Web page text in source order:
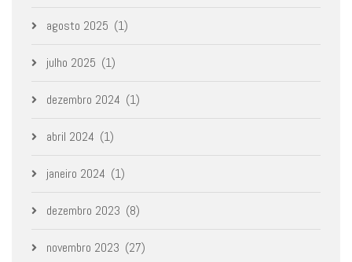
agosto 2025 (1)
julho 2025 (1)
dezembro 2024 (1)
abril 2024 (1)
janeiro 2024 (1)
dezembro 2023 (8)
novembro 2023 (27)